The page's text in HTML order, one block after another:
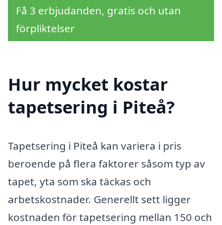
Få 3 erbjudanden, gratis och utan
förpliktelser
Hur mycket kostar
tapetsering i Piteå?
Tapetsering i Piteå kan variera i pris
beroende på flera faktorer såsom typ av
tapet, yta som ska täckas och
arbetskostnader. Generellt sett ligger
kostnaden för tapetsering mellan 150 och